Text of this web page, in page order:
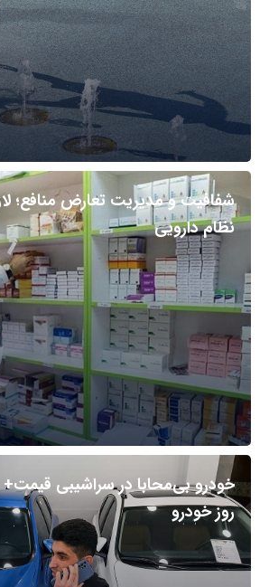
شفافیت و مدیریت تعارض منافع؛
نظام دارویی
خودرو بی‌محابا در سراشیبی
روز خودرو